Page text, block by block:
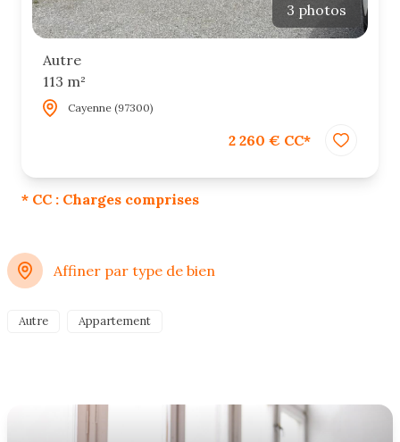
3 photos
Autre
113 m²
Cayenne (97300)
2 260 € CC*
* CC : Charges comprises
Affiner par type de bien
Autre Appartement